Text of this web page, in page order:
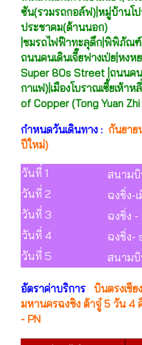
ซัน(รวมรถกอล์ฟ)|หมู่บ้านโ
ประชาคม(ด้านนอก)
|ชมรถไฟฟ๊าทะลุดึก|พิพิภัณ
ถนนคนเดินเจี๊ยฟางเป่ย|หงหย
Super 80s Street |ถนนค
กาแฟ)|เมืองโบราณเซี้ยเห้า
of Copper (Tong Yuan Zhi
กำหนดวันเดินทาง : กันยาย
ปีใหม่)
วันที่ 1
สนามบิ
วันที่ 2
ฉงชิ่ง-
วันที่ 3
ฉงชิ่ง
วันที่ 4
ฉงชิ่ง-
วันที่ 5
สนามบิ
อัตราค่าบริการ
บินตรงเชีย
มหานครฉงชิง ต้าจู๋ 5 วัน 4
- PN